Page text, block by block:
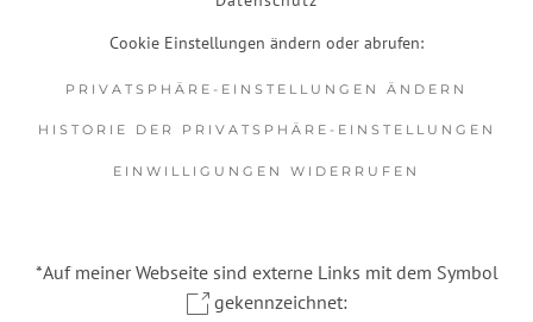
Cookie Einstellungen ändern oder abrufen:
PRIVATSPHÄRE-EINSTELLUNGEN ÄNDERN
HISTORIE DER PRIVATSPHÄRE-EINSTELLUNGEN
EINWILLIGUNGEN WIDERRUFEN
*Auf meiner Webseite sind externe Links mit dem Symbol
gekennzeichnet: